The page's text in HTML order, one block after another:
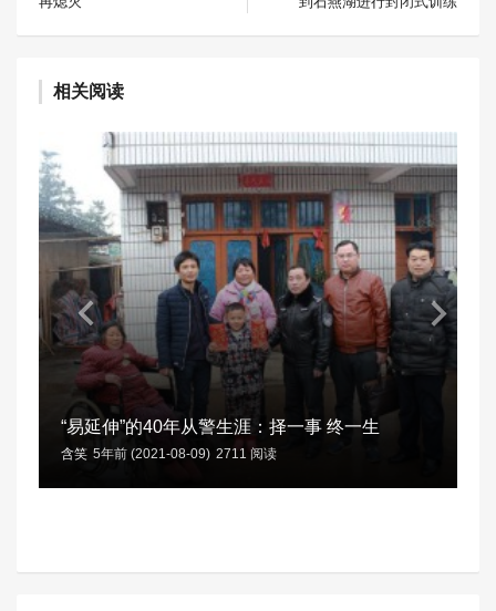
相关阅读
“易延伸”的40年从警生涯：择一事 终一生
含笑 5年前 (2021-08-09) 2711 阅读